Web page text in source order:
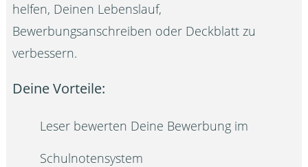
helfen, Deinen Lebenslauf,
Bewerbungsanschreiben oder Deckblatt zu
verbessern.
Deine Vorteile:
Leser bewerten Deine Bewerbung im
Schulnotensystem